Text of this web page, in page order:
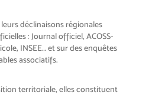
déclinaisons régionales
: Journal officiel, ACOSS-
INSEE… et sur des enquêtes
associatifs.
territoriale, elles constituent